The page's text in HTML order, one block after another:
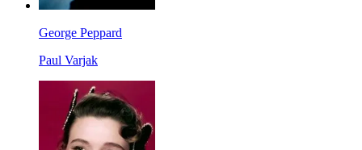
George Peppard
Paul Varjak